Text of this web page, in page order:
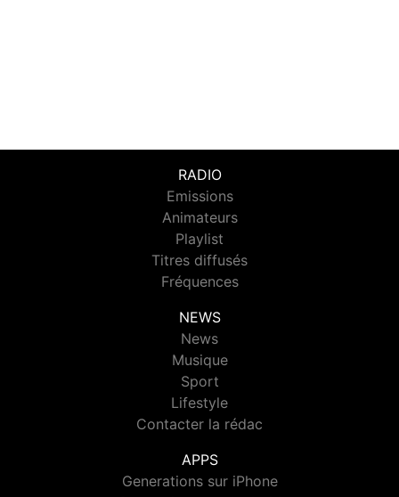
RADIO
Emissions
Animateurs
Playlist
Titres diffusés
Fréquences
NEWS
News
Musique
Sport
Lifestyle
Contacter la rédac
APPS
Generations sur iPhone